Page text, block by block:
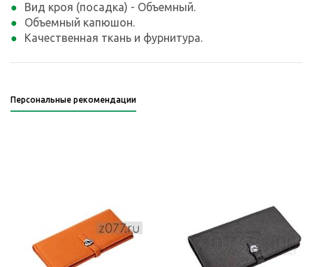
Вид кроя (посадка) - Объемный.
Объемный капюшон.
Качественная ткань и фурнитура.
Персональные рекомендации